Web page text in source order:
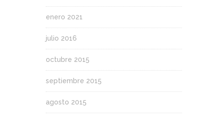
enero 2021
julio 2016
octubre 2015
septiembre 2015
agosto 2015